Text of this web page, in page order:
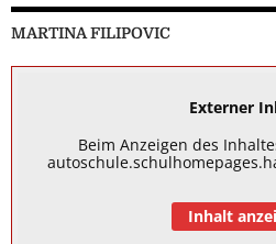
MARTINA FILIPOVIC
Externer
Beim Anzeigen des
Inhalt